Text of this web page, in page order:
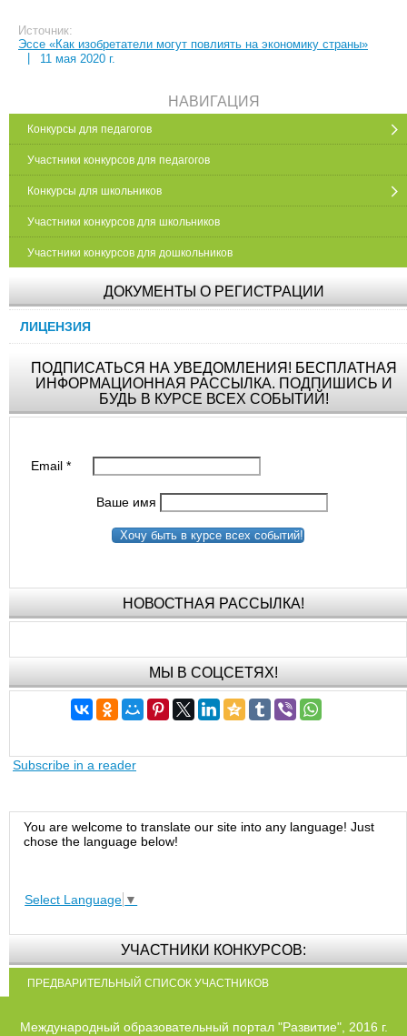
Источник:
Эссе «Как изобретатели могут повлиять на экономику страны»
11 мая 2020 г.
НАВИГАЦИЯ
Конкурсы для педагогов
Участники конкурсов для педагогов
Конкурсы для школьников
Участники конкурсов для школьников
Участники конкурсов для дошкольников
ДОКУМЕНТЫ О РЕГИСТРАЦИИ
ЛИЦЕНЗИЯ
ПОДПИСАТЬСЯ НА УВЕДОМЛЕНИЯ! БЕСПЛАТНАЯ
ИНФОРМАЦИОННАЯ РАССЫЛКА. ПОДПИШИСЬ И
БУДЬ В КУРСЕ ВСЕХ СОБЫТИЙ!
Email*
Ваше имя
Хочу быть в курсе всех событий!
НОВОСТНАЯ РАССЫЛКА!
МЫ В СОЦСЕТЯХ!
Subscribe in a reader
You are welcome to translate our site into any language! Just
chose the language below!
Select Language ▼
УЧАСТНИКИ КОНКУРСОВ:
ПРЕДВАРИТЕЛЬНЫЙ СПИСОК УЧАСТНИКОВ
Международный образовательный портал "Развитие", 2016 г.